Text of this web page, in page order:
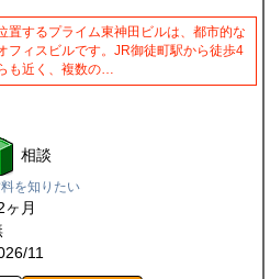
置するプライム東神田ビルは、都市的な
フィスビルです。JR御徒町駅から徒歩4
も近く、複数の…
相談
を知りたい
ヶ月
11